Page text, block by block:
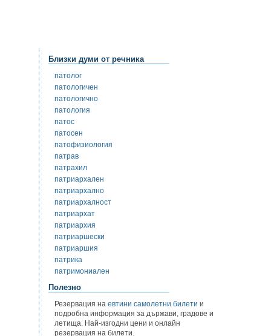
Близки думи от речника
патолог
патологичен
патологично
патология
патос
патосен
патофизиология
патрав
патрахил
патриархален
патриархално
патриархалност
патриархат
патриархия
патриаршески
патриаршия
патрика
патримониален
Полезно
Резервация на евтини самолетни билети и
подробна информация за държави, градове и
летища. Най-изгодни цени и онлайн
резервация на билети.